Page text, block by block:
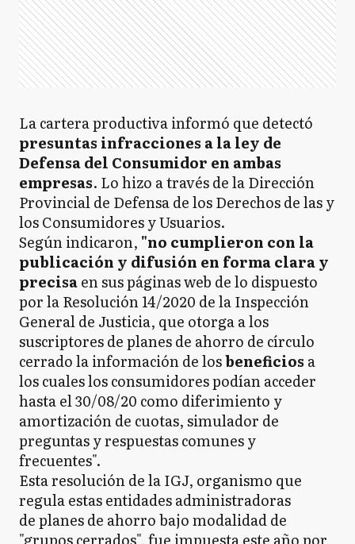
La cartera productiva informó que detectó
presuntas infracciones a la ley de
Defensa del Consumidor en ambas
empresas. Lo hizo a través de la Dirección
Provincial de Defensa de los Derechos de las y
los Consumidores y Usuarios.
Según indicaron, "no cumplieron con la
publicación y difusión en forma clara y
precisaen sus páginas web de lo dispuesto
por la Resolución 14/2020 de la Inspección
General de Justicia, que otorga a los
suscriptores de planes de ahorro de círculo
cerrado la información de losbeneficios a
los cuales los consumidores podían acceder
hasta el 30/08/20 como diferimiento y
amortización de cuotas, simulador de
preguntas y respuestas comunes y
frecuentes".
Esta resolución de la IGJ, organismo que
regula estas entidades administradoras
de planes de ahorro bajo modalidad de
"grupos cerrados", fue impuesta este año por